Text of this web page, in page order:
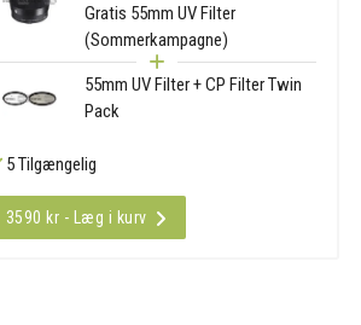
Gratis 55mm UV Filter
(Sommerkampagne)
55mm UV Filter + CP Filter Twin
Pack
5 Tilgængelig
3590 kr - Læg i kurv